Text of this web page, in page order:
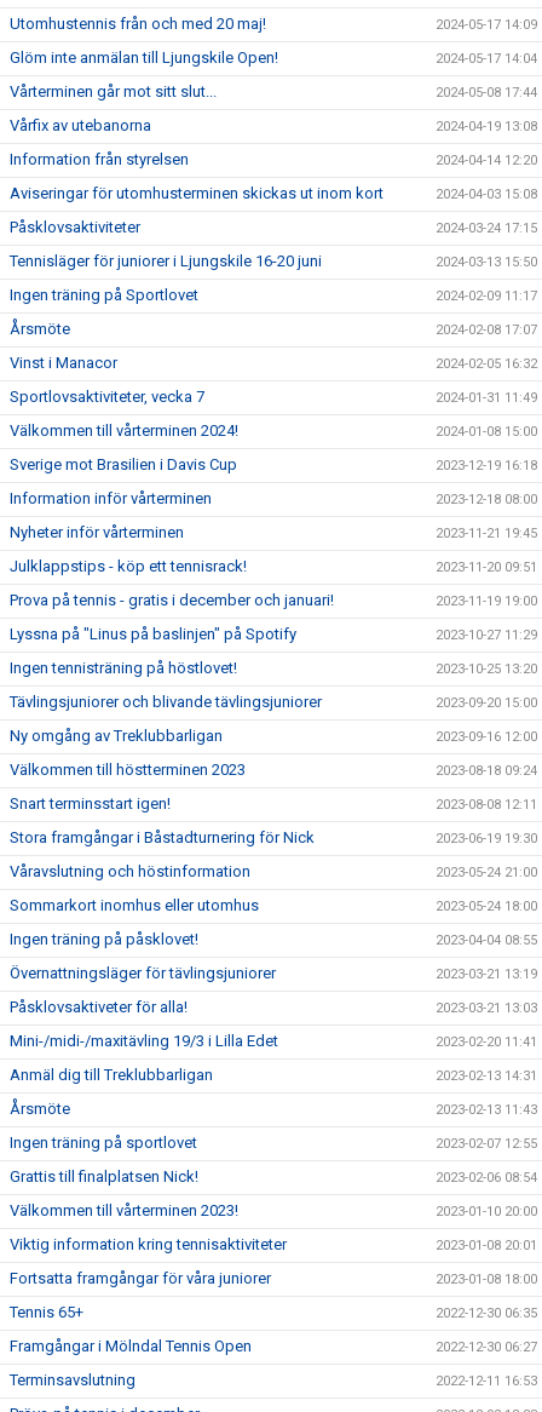
Utomhustennis från och med 20 maj! 2024-05-17 14:09
Glöm inte anmälan till Ljungskile Open! 2024-05-17 14:04
Vårterminen går mot sitt slut... 2024-05-08 17:44
Vårfix av utebanorna 2024-04-19 13:08
Information från styrelsen 2024-04-14 12:20
Aviseringar för utomhusterminen skickas ut inom kort 2024-04-03 15:08
Påsklovsaktiviteter 2024-03-24 17:15
Tennisläger för juniorer i Ljungskile 16-20 juni 2024-03-13 15:50
Ingen träning på Sportlovet 2024-02-09 11:17
Årsmöte 2024-02-08 17:07
Vinst i Manacor 2024-02-05 16:32
Sportlovsaktiviteter, vecka 7 2024-01-31 11:49
Välkommen till vårterminen 2024! 2024-01-08 15:00
Sverige mot Brasilien i Davis Cup 2023-12-19 16:18
Information inför vårterminen 2023-12-18 08:00
Nyheter inför vårterminen 2023-11-21 19:45
Julklappstips - köp ett tennisrack! 2023-11-20 09:51
Prova på tennis - gratis i december och januari! 2023-11-19 19:00
Lyssna på "Linus på baslinjen" på Spotify 2023-10-27 11:29
Ingen tennisträning på höstlovet! 2023-10-25 13:20
Tävlingsjuniorer och blivande tävlingsjuniorer 2023-09-20 15:00
Ny omgång av Treklubbarligan 2023-09-16 12:00
Välkommen till höstterminen 2023 2023-08-18 09:24
Snart terminsstart igen! 2023-08-08 12:11
Stora framgångar i Båstadturnering för Nick 2023-06-19 19:30
Våravslutning och höstinformation 2023-05-24 21:00
Sommarkort inomhus eller utomhus 2023-05-24 18:00
Ingen träning på påsklovet! 2023-04-04 08:55
Övernattningsläger för tävlingsjuniorer 2023-03-21 13:19
Påsklovsaktiveter för alla! 2023-03-21 13:03
Mini-/midi-/maxitävling 19/3 i Lilla Edet 2023-02-20 11:41
Anmäl dig till Treklubbarligan 2023-02-13 14:31
Årsmöte 2023-02-13 11:43
Ingen träning på sportlovet 2023-02-07 12:55
Grattis till finalplatsen Nick! 2023-02-06 08:54
Välkommen till vårterminen 2023! 2023-01-10 20:00
Viktig information kring tennisaktiviteter 2023-01-08 20:01
Fortsatta framgångar för våra juniorer 2023-01-08 18:00
Tennis 65+ 2022-12-30 06:35
Framgångar i Mölndal Tennis Open 2022-12-30 06:27
Terminsavslutning 2022-12-11 16:53